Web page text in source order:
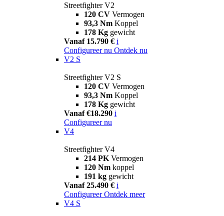
Streetfighter V2
120 CV Vermogen
93,3 Nm Koppel
178 Kg gewicht
Vanaf 15.790 € i
Configureer nu Ontdek nu
V2 S
Streetfighter V2 S
120 CV Vermogen
93,3 Nm Koppel
178 Kg gewicht
Vanaf €18.290 i
Configureer nu
V4
Streetfighter V4
214 PK Vermogen
120 Nm koppel
191 kg gewicht
Vanaf 25.490 € i
Configureer Ontdek meer
V4 S